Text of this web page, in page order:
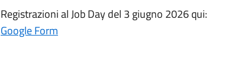
Registrazioni al Job Day del 3 giugno 2026 qui:
Google Form